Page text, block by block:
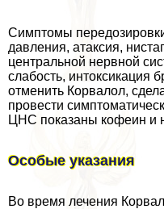
Симптомы
давления, атаксия,
центральной нервной
слабость, интоксикация
отменить Корвалол,
провести
ЦНС показаны кофеин и
Особые указания
Во время лечения